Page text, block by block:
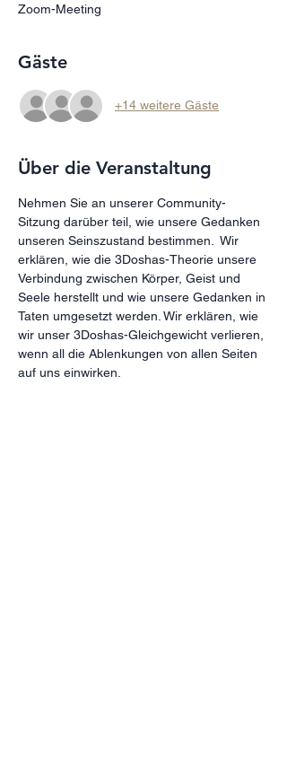
Zoom-Meeting
Gäste
+14 weitere Gäste
Über die Veranstaltung
Nehmen Sie an unserer Community-
Sitzung darüber teil, wie unsere Gedanken
unseren Seinszustand bestimmen.  Wir
erklären, wie die 3Doshas-Theorie unsere
Verbindung zwischen Körper, Geist und
Seele herstellt und wie unsere Gedanken in
Taten umgesetzt werden. Wir erklären, wie
wir unser 3Doshas-Gleichgewicht verlieren,
wenn all die Ablenkungen von allen Seiten
auf uns einwirken.